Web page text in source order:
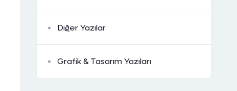
Diğer Yazılar
Grafik & Tasarım Yazıları